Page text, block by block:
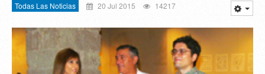
Todas Las Noticias 20 Jul 2015 14217